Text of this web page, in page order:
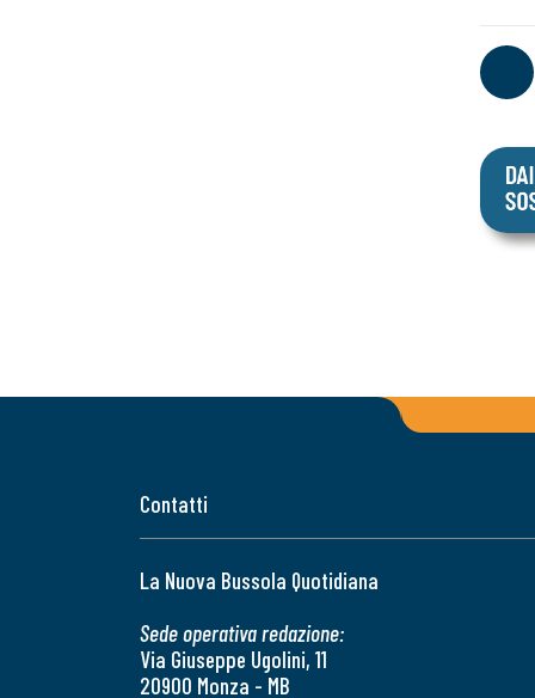
Contatti
La Nuova Bussola Quotidiana
Sede operativa redazione:
Via Giuseppe Ugolini, 11
20900 Monza - MB